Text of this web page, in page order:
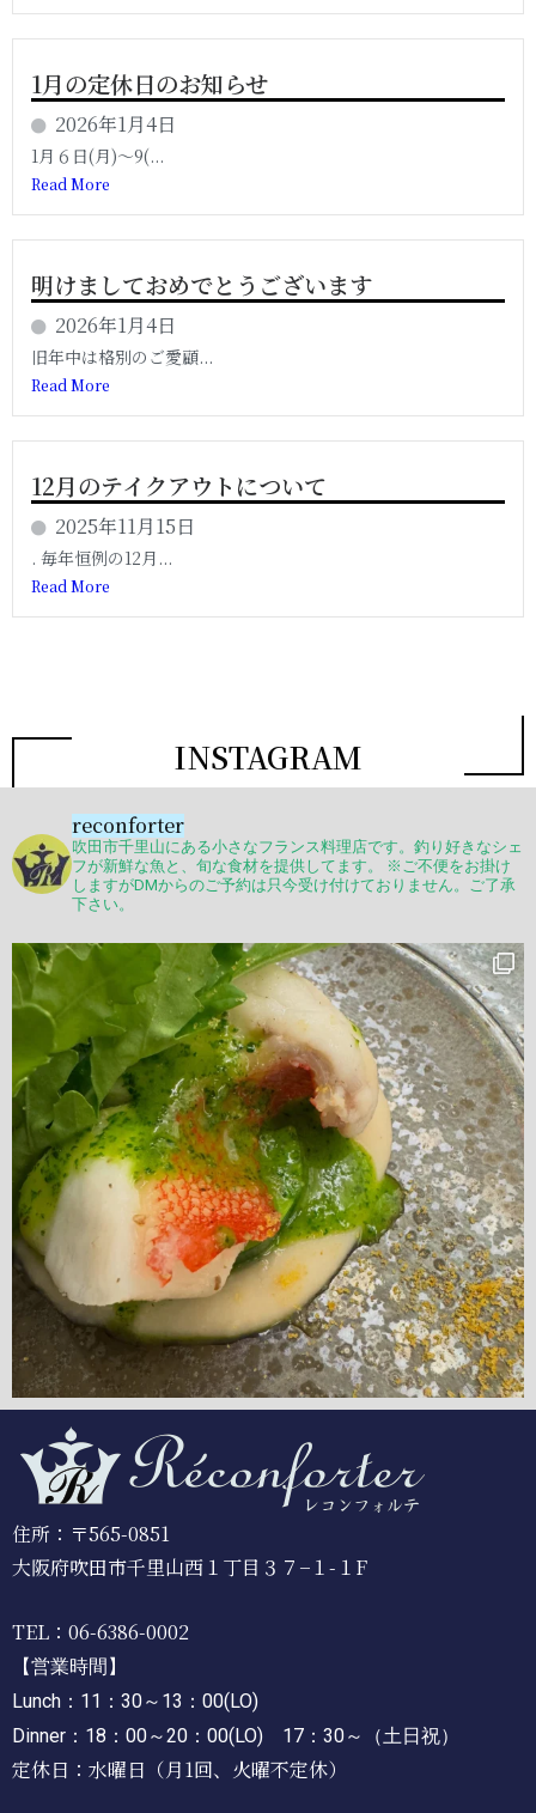
1月の定休日のお知らせ
2026年1月4日
1月６日(月)〜9(...
Read More
明けましておめでとうございます
2026年1月4日
旧年中は格別のご愛顧...
Read More
12月のテイクアウトについて
2025年11月15日
. 毎年恒例の12月...
Read More
INSTAGRAM
reconforter
吹田市千里山にある小さなフランス料理店です。釣り好きなシェ
フが新鮮な魚と、旬な食材を提供してます。
※ご不便をお掛け
しますがDMからのご予約は只今受け付けておりません。ご了承
下さい。
住所：〒565-0851
大阪府吹田市千里山西１丁目３７−１-１F
TEL：06-6386-0002
【営業時間】
Lunch：11 ：30～13：00(LO)
Dinner：18 ：00～20：00(LO) 17：30～（土日祝）
定休日：水曜日（月1回、火曜不定休）